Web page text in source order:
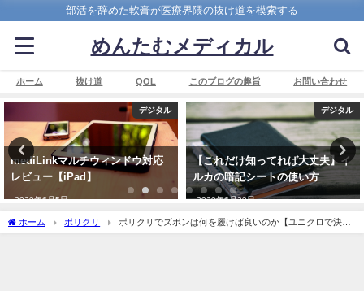
部活を辞めた軟膏が医療界隈の抜け道を模索する
めんたむメディカル
ホーム 抜け道 QOL このブログの趣旨 お問い合わせ
デジタル
mediLinkマルチウィンドウ対応
レビュー【iPad】
2020年6月5日
デジタル
【これだけ知ってれば大丈夫】イ
ルカの暗記シートの使い方
2020年6月20日
ホーム ポリクリ
ポリクリでズボンは何を履けば良いのか【ユニクロで決ま
り】